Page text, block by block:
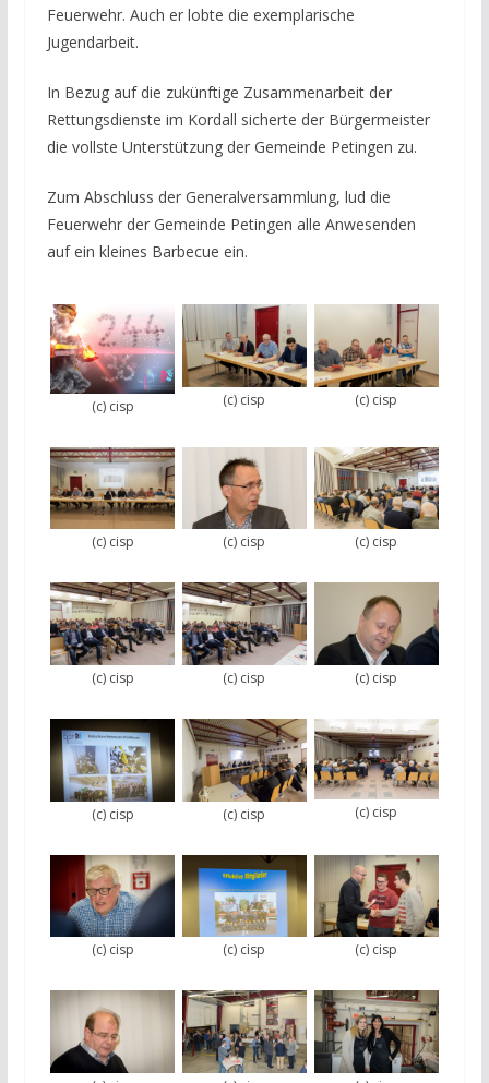
Feuerwehr. Auch er lobte die exemplarische
Jugendarbeit.
In Bezug auf die zukünftige Zusammenarbeit der
Rettungsdienste im Kordall sicherte der Bürgermeister
die vollste Unterstützung der Gemeinde Petingen zu.
Zum Abschluss der Generalversammlung, lud die
Feuerwehr der Gemeinde Petingen alle Anwesenden
auf ein kleines Barbecue ein.
(c) cisp (c) cisp (c) cisp
(c) cisp (c) cisp (c) cisp
(c) cisp (c) cisp (c) cisp
(c) cisp (c) cisp (c) cisp
(c) cisp (c) cisp (c) cisp